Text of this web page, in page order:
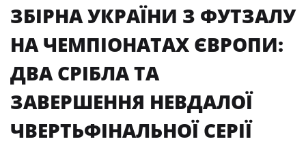
ЗБІРНА УКРАЇНИ З ФУТЗАЛУ
НА ЧЕМПІОНАТАХ ЄВРОПИ:
ДВА СРІБЛА ТА
ЗАВЕРШЕННЯ НЕВДАЛОЇ
ЧВЕРТЬФІНАЛЬНОЇ СЕРІЇ